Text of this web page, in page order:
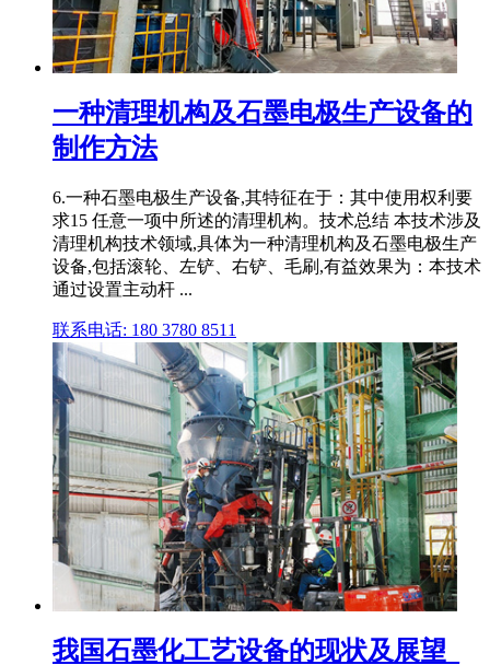
一种清理机构及石墨电极生产设备的
制作方法
6.一种石墨电极生产设备,其特征在于：其中使用权利要
求15 任意一项中所述的清理机构。技术总结 本技术涉及
清理机构技术领域,具体为一种清理机构及石墨电极生产
设备,包括滚轮、左铲、右铲、毛刷,有益效果为：本技术
通过设置主动杆 ...
联系电话: 180 3780 8511
我国石墨化工艺设备的现状及展望_